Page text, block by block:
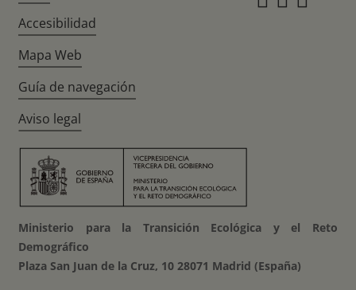
Accesibilidad
Mapa Web
Guía de navegación
Aviso legal
Ministerio para la Transición Ecológica y el Reto
Demográfico
Plaza San Juan de la Cruz, 10 28071 Madrid (España)